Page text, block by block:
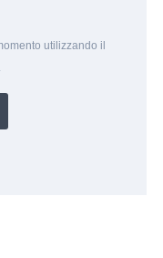
utilizzando il